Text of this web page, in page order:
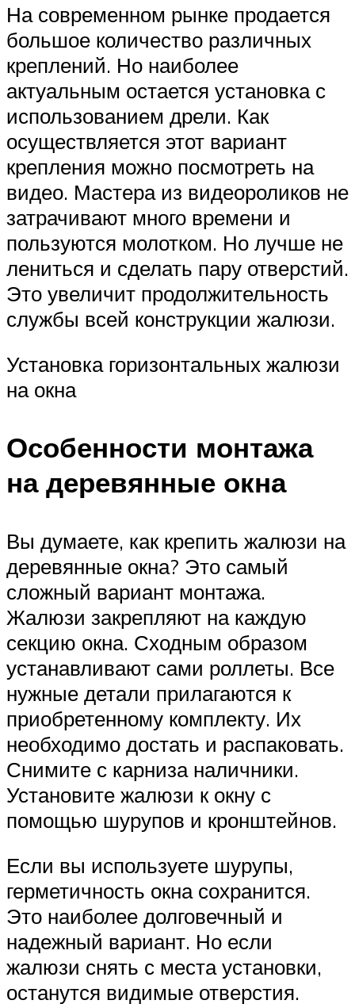
На современном рынке продается
большое количество различных
креплений. Но наиболее
актуальным остается установка с
использованием дрели. Как
осуществляется этот вариант
крепления можно посмотреть на
видео. Мастера из видеороликов не
затрачивают много времени и
пользуются молотком. Но лучше не
лениться и сделать пару отверстий.
Это увеличит продолжительность
службы всей конструкции жалюзи.
Установка горизонтальных жалюзи
на окна
Особенности монтажа
на деревянные окна
Вы думаете, как крепить жалюзи на
деревянные окна? Это самый
сложный вариант монтажа.
Жалюзи закрепляют на каждую
секцию окна. Сходным образом
устанавливают сами роллеты. Все
нужные детали прилагаются к
приобретенному комплекту. Их
необходимо достать и распаковать.
Снимите с карниза наличники.
Установите жалюзи к окну с
помощью шурупов и кронштейнов.
Если вы используете шурупы,
герметичность окна сохранится.
Это наиболее долговечный и
надежный вариант. Но если
жалюзи снять с места установки,
останутся видимые отверстия.